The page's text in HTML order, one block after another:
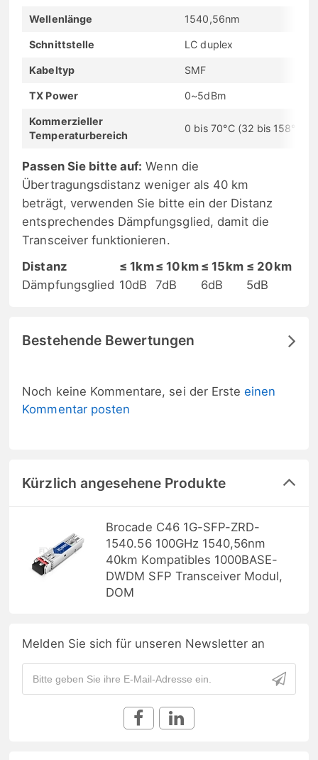
Wellenlänge 1540,56nm
Schnittstelle LC duplex
Kabeltyp SMF
TX Power 0~5dBm
Kommerzieller
Temperaturbereich
0 bis 70°C (32 bis 158°F)
Passen Sie bitte auf: Wenn die
Übertragungsdistanz weniger als 40 km
beträgt, verwenden Sie bitte ein der Distanz
entsprechendes Dämpfungsglied, damit die
Transceiver funktionieren.
Distanz
≤ 1km≤ 10km ≤ 15km ≤ 20km
Dämpfungsglied 10dB 7dB 6dB 5dB
Bestehende Bewertungen
Noch keine Kommentare, sei der Ersteeinen
Kommentar posten
Kürzlich angesehene Produkte
Brocade C46 1G-SFP-ZRD-
1540.56 100GHz 1540,56nm
40km Kompatibles 1000BASE-
DWDM SFP Transceiver Modul,
DOM
Melden Sie sich für unseren Newsletter an